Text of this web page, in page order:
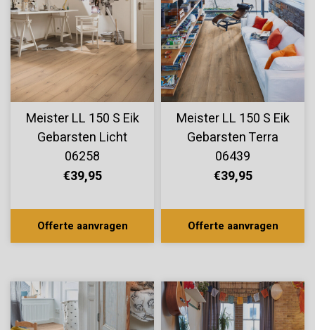
Meister LL 150 S Eik
Gebarsten Licht
06258
€39,95
Offerte aanvragen
Meister LL 150 S Eik
Gebarsten Terra
06439
€39,95
Offerte aanvragen